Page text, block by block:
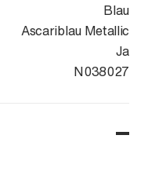
Blau
Ascariblau Metallic
Ja
N038027